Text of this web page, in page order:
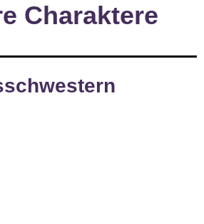
Charaktere